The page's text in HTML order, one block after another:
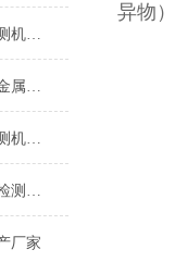
不锈钢面筋香肠食品金属检测机生产商
皮带输送鸭腿自动剔除食品金属检测机产品简介
食品高精度称重剔除金属检测机上海厂家
袋装鱼干皮带输送食品金属检测机产品介绍
厂家
异物